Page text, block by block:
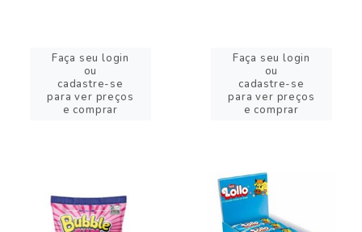
Faça seu login
ou
cadastre-se
para ver preços
e comprar
Faça seu login
ou
cadastre-se
para ver preços
e comprar